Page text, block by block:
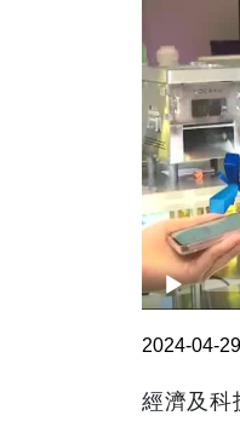
2024-04-
經濟及科